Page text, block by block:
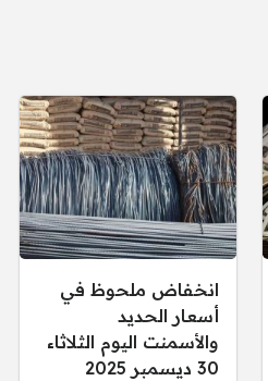
انخفاض ملحوظ في
أسعار الحديد
والأسمنت اليوم الثلاثاء
30 ديسمبر 2025